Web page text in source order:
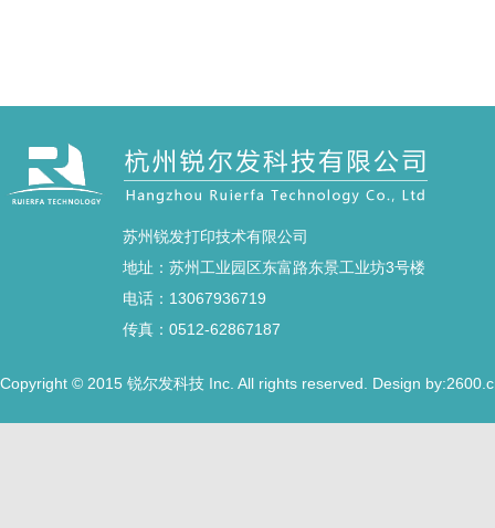
苏州锐发打印技术有限公司
地址：苏州工业园区东富路东景工业坊3号楼
电话：13067936719
传真：0512-62867187
Copyright © 2015 锐尔发科技 Inc. All rights reserved. Design